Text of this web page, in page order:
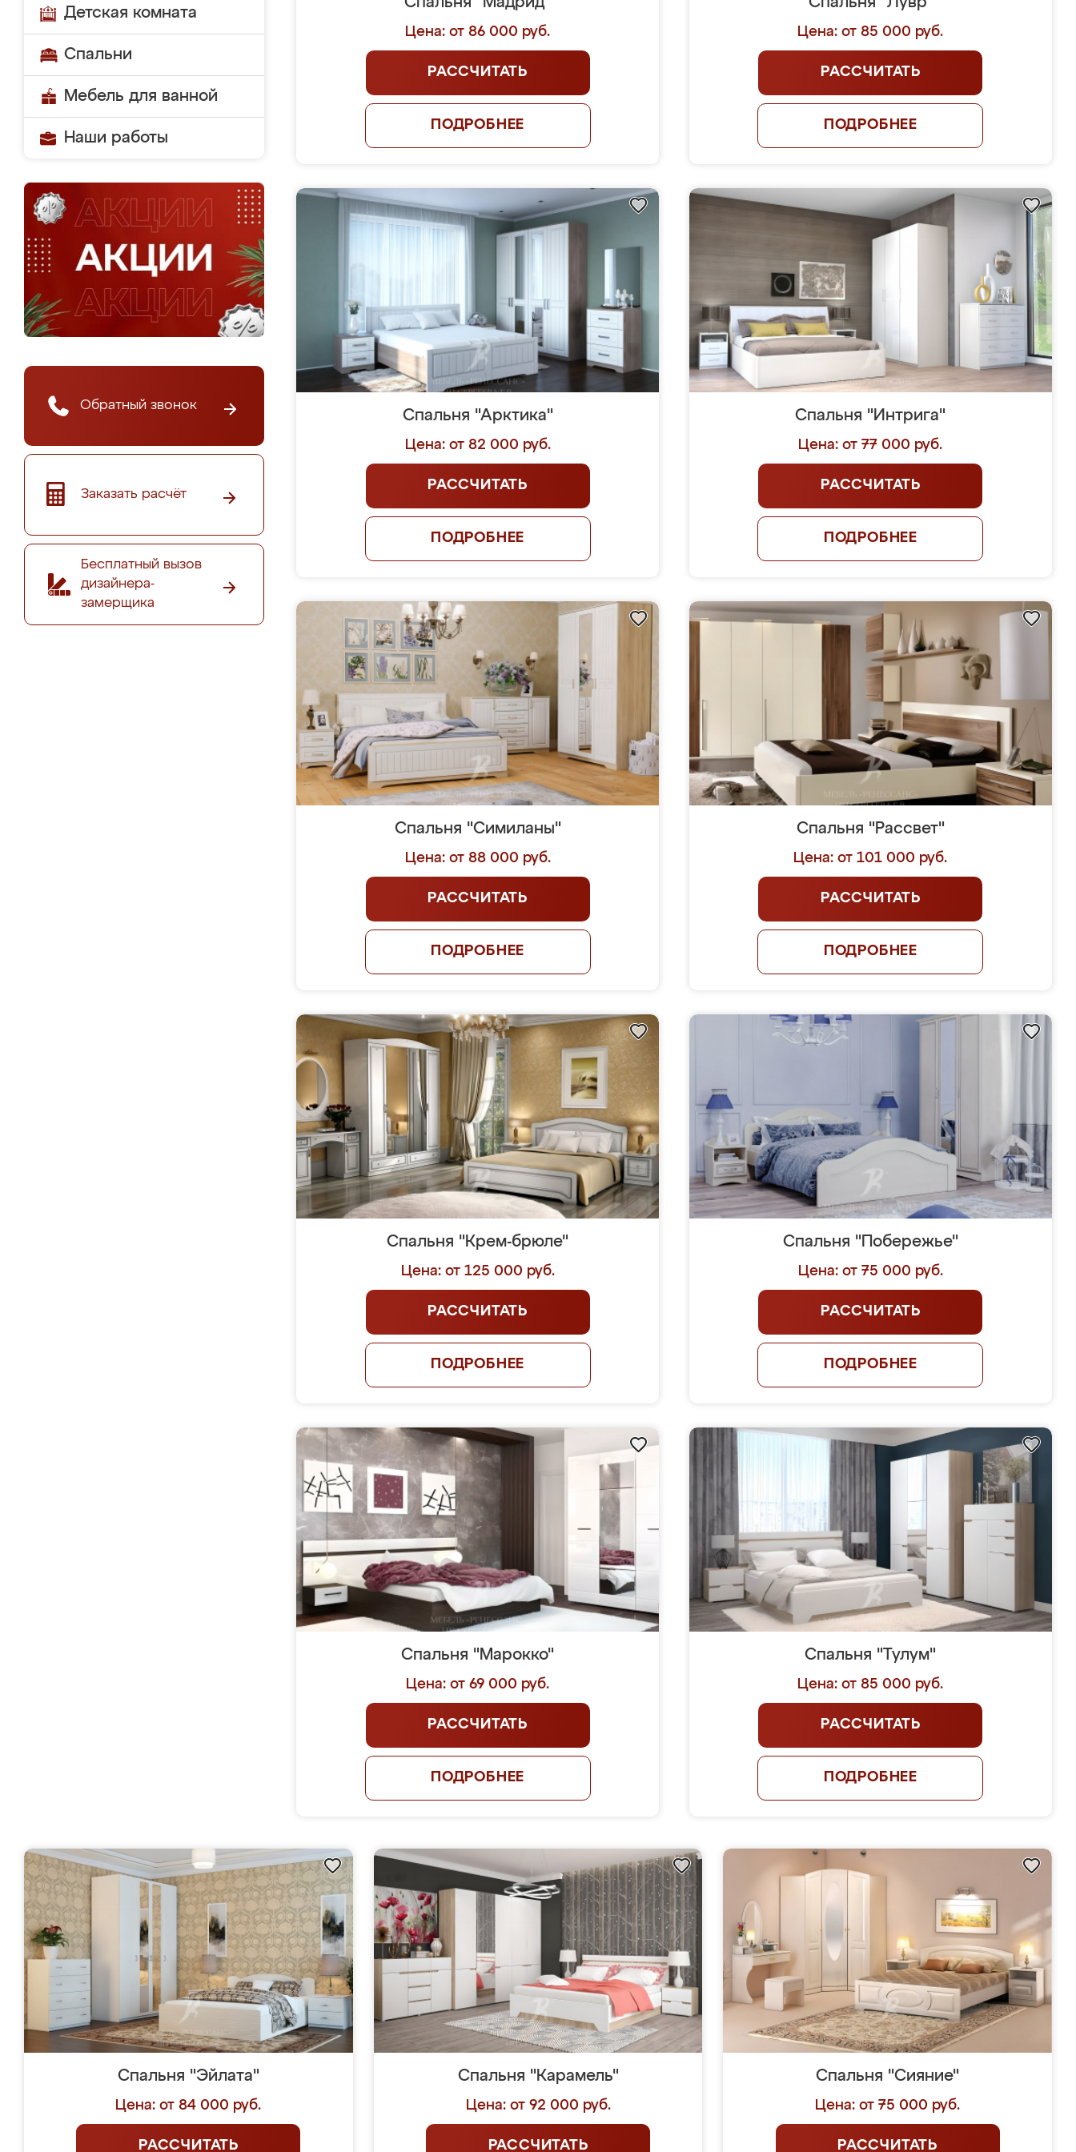
Детская комната
Спальни
Мебель для ванной
Наши работы
Обратный звонок
Заказать расчёт
Бесплатный вызов
дизайнера-
замерщика
Цена: от 86 000 руб.
РАССЧИТАТЬ
ПОДРОБНЕЕ
Цена: от 85 000 руб.
РАССЧИТАТЬ
ПОДРОБНЕЕ
Спальня "Арктика"
Цена: от 82 000 руб.
РАССЧИТАТЬ
ПОДРОБНЕЕ
Спальня "Интрига"
Цена: от 77 000 руб.
РАССЧИТАТЬ
ПОДРОБНЕЕ
Спальня "Симиланы"
Цена: от 88 000 руб.
РАССЧИТАТЬ
ПОДРОБНЕЕ
Спальня "Рассвет"
Цена: от 101 000 руб.
РАССЧИТАТЬ
ПОДРОБНЕЕ
Спальня "Крем-брюле"
Цена: от 125 000 руб.
РАССЧИТАТЬ
ПОДРОБНЕЕ
Спальня "Побережье"
Цена: от 75 000 руб.
РАССЧИТАТЬ
ПОДРОБНЕЕ
Спальня "Марокко"
Цена: от 69 000 руб.
РАССЧИТАТЬ
ПОДРОБНЕЕ
Спальня "Тулум"
Цена: от 85 000 руб.
РАССЧИТАТЬ
ПОДРОБНЕЕ
Спальня "Эйлата"
Цена: от 84 000 руб.
РАССЧИТАТЬ
Спальня "Карамель"
Цена: от 92 000 руб.
РАССЧИТАТЬ
Спальня "Сияние"
Цена: от 75 000 руб.
РАССЧИТАТЬ